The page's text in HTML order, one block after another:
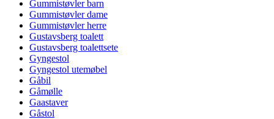
Gummistøvler barn
Gummistøvler dame
Gummistøvler herre
Gustavsberg toalett
Gustavsberg toalettsete
Gyngestol
Gyngestol utemøbel
Gåbil
Gåmølle
Gaastaver
Gåstol